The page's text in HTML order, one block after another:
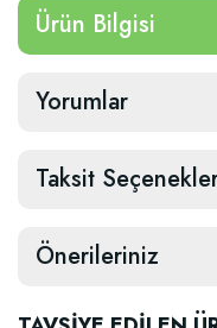
Ürün Bilgisi
Yorumlar
Taksit
Önerileriniz